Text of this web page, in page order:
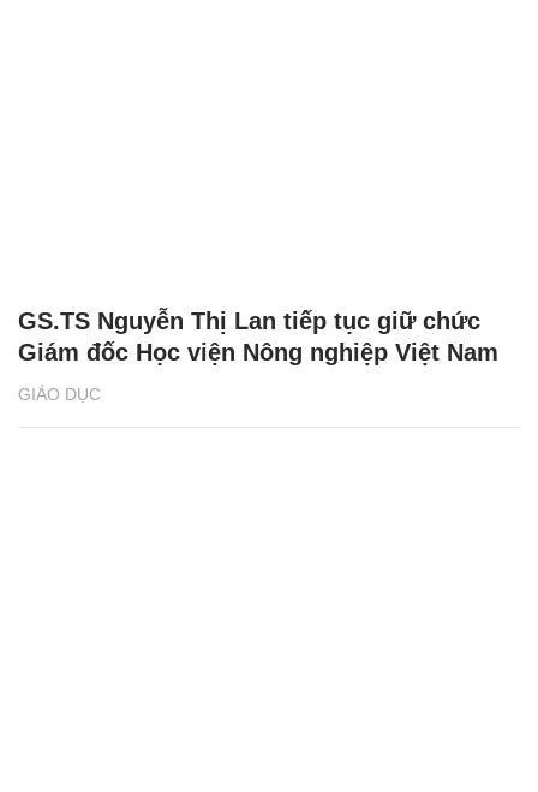
GIÁO DỤC
GS.TS Nguyễn Thị Lan tiếp tục giữ chức
Giám đốc Học viện Nông nghiệp Việt Nam